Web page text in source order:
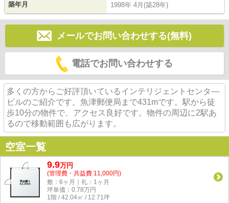
築年月 1998年 4月(築28年)
メールでお問い合わせする(無料)
電話でお問い合わせする
多くの方からご好評頂いているインテリジェントセンタ―
ビルのご紹介です。魚津郵便局まで431mです。駅から徒
歩10分の物件で、アクセス良好です。物件の周辺に2駅あ
るので移動範囲も広がります。
空室一覧
9.9万円
(管理費・共益費 11,000円)
敷：6ヶ月｜礼：1ヶ月
坪単価： 0.78万円
1階 / 42.04㎡ / 12.71坪